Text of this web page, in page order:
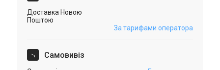
Доставка Новою
Поштою
За тарифами оператора
Самовивіз